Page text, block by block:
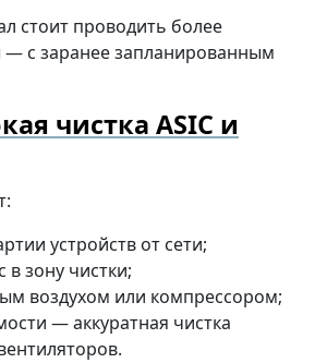
стоит проводить более
с заранее запланированным
чистка ASIC и
устройств от сети;
зону чистки;
воздухом или компрессором;
— аккуратная чистка